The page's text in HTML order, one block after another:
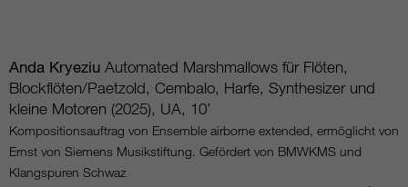
Anda Kryeziu Automated Marshmallows für Flöten,
Blockflöten/Paetzold, Cembalo, Harfe, Synthesizer und
kleine Motoren (2025), UA, 10’
Kompositionsauftrag von Ensemble airborne extended, ermöglicht von
Ernst von Siemens Musikstiftung. Gefördert von BMWKMS und
Klangspuren Schwaz